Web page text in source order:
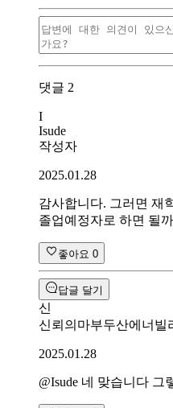
댓글 2
I
Isude
작성자
2025.01.28
감사합니다. 그러면 재
졸업예정자로 하면 될
좋아요 0
답글 달기
신
신뢰의마부두산에너빌
2025.01.28
@Isude 네 맞습니다 그